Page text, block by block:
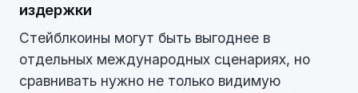
издержки
Стейблкоины могут быть выгоднее в
отдельных международных сценариях, но
сравнивать нужно не только видимую